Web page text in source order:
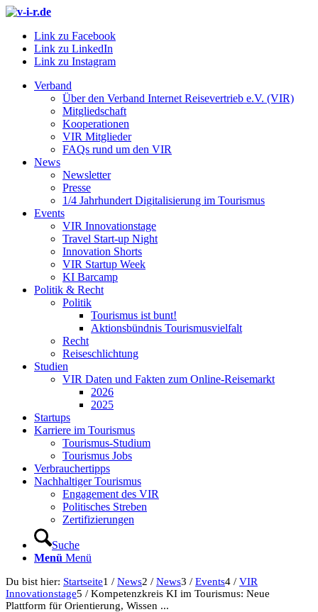
Link zu Facebook
Link zu LinkedIn
Link zu Instagram
Verband
Über den Verband Internet Reisevertrieb e.V. (VIR)
Mitgliedschaft
Kooperationen
VIR Mitglieder
FAQs rund um den VIR
News
Newsletter
Presse
1/4 Jahrhundert Digitalisierung im Tourismus
Events
VIR Innovationstage
Travel Start-up Night
Innovation Shorts
VIR Startup Week
KI Barcamp
Politik & Recht
Politik
Tourismus ist bunt!
Aktionsbündnis Tourismusvielfalt
Recht
Reiseschlichtung
Studien
VIR Daten und Fakten zum Online-Reisemarkt
2026
2025
Startups
Karriere im Tourismus
Tourismus-Studium
Tourismus Jobs
Verbrauchertipps
Nachhaltiger Tourismus
Engagement des VIR
Politisches Streben
Zertifizierungen
Suche
Menü Menü
Du bist hier: Startseite1 / News2 / News3 / Events4 / VIR
Innovationstage5 / Kompetenzkreis KI im Tourismus: Neue
Plattform für Orientierung, Wissen ...